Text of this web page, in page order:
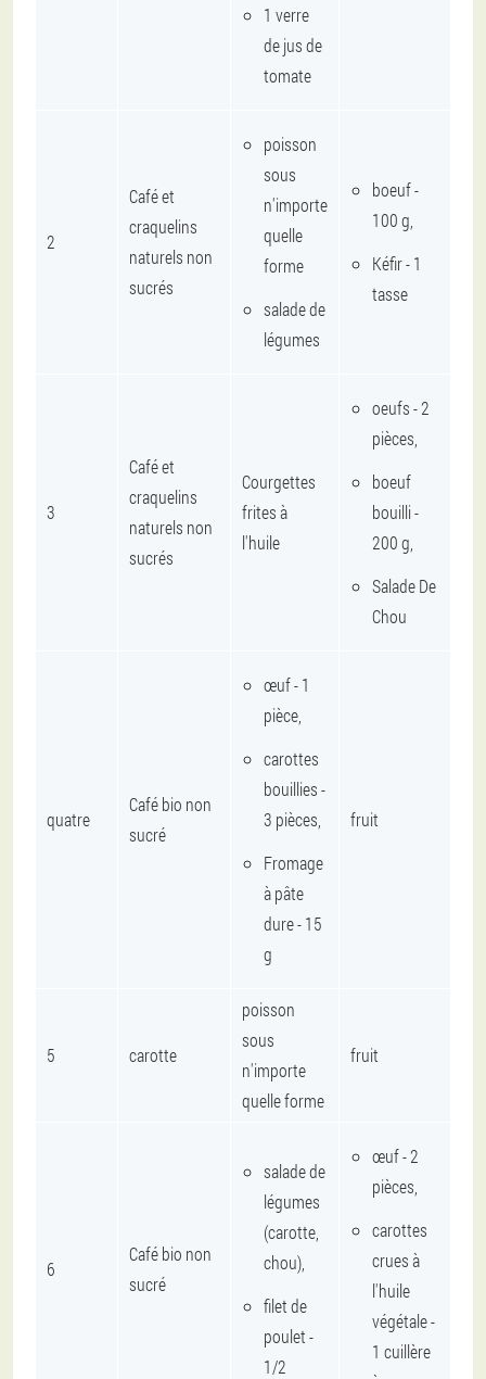
1 verre
de jus de
tomate
2
Café et
craquelins
naturels non
sucrés
poisson
sous
n'importe
quelle
forme
salade de
légumes
boeuf -
100 g,
Kéfir - 1
tasse
3
Café et
craquelins
naturels non
sucrés
Courgettes
frites à
l'huile
oeufs - 2
pièces,
boeuf
bouilli -
200 g,
Salade De
Chou
quatre
Café bio non
sucré
œuf - 1
pièce,
carottes
bouillies -
3 pièces,
Fromage
à pâte
dure - 15
g
fruit
5 carotte
poisson
sous
n'importe
quelle forme
fruit
6
Café bio non
sucré
salade de
légumes
(carotte,
chou),
filet de
poulet -
1/2
œuf - 2
pièces,
carottes
crues à
l'huile
végétale -
1 cuillère